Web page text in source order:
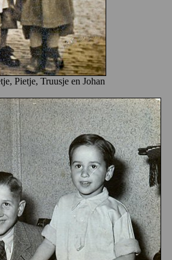
Pietje, Truusje en Johan